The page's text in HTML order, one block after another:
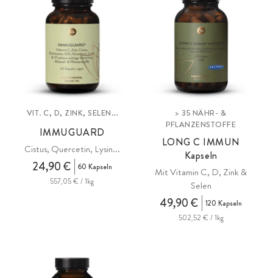
VIT. C, D, ZINK, SELEN...
IMMUGUARD
Cistus, Quercetin, Lysin...
24,90 €
60 Kapseln
557,05 € / 1kg
> 35 NÄHR- &
PFLANZENSTOFFE
LONG C IMMUN
Kapseln
Mit Vitamin C, D, Zink &
Selen
49,90 €
120 Kapseln
502,52 € / 1kg